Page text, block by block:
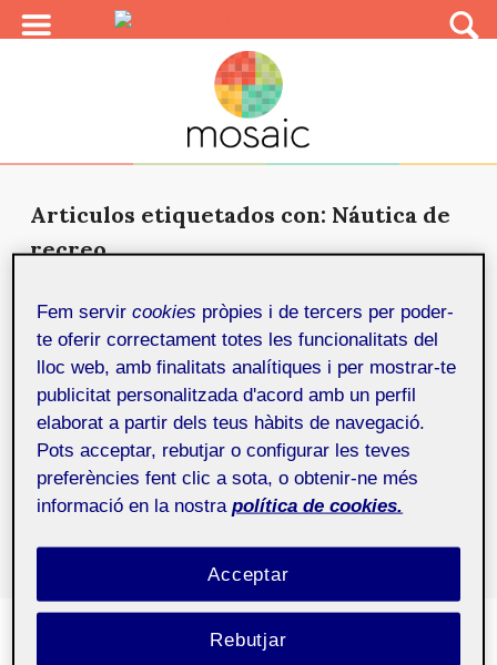
Articulos etiquetados con: Náutica de
recreo
Creación de una web para las
titulaciones náuticas de recreo
11 de
Se trata del diseño y desarrollo de un proyecto
enmarcado dentro de la asignatura del trabajo final
del Máster...
Fem servircookies pròpies i de tercers per poder-
te oferir correctament totes les funcionalitats del
lloc web, amb finalitats analítiques i per mostrar-te
publicitat personalitzada d'acord amb un perfil
elaborat a partir dels teus hàbits de navegació.
Pots acceptar, rebutjar o configurar les teves
preferències fent clic a sota, o obtenir-ne més
informació en la nostra política de cookies.
Rebutjar
Acceptar